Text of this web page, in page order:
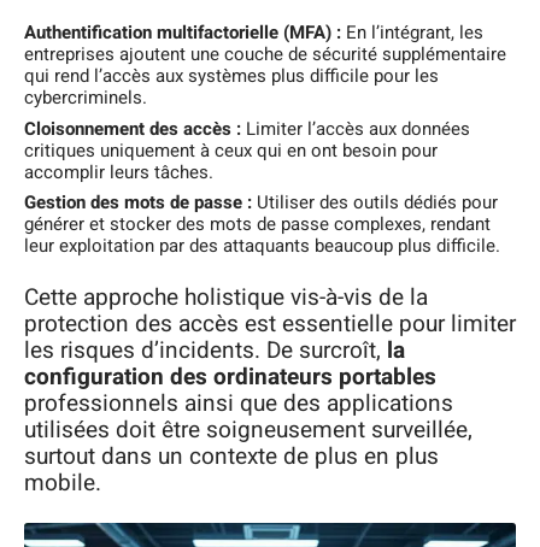
Authentification multifactorielle (MFA) : En l’intégrant, les
entreprises ajoutent une couche de sécurité supplémentaire
qui rend l’accès aux systèmes plus difficile pour les
cybercriminels.
Cloisonnement des accès : Limiter l’accès aux données
critiques uniquement à ceux qui en ont besoin pour
accomplir leurs tâches.
Gestion des mots de passe : Utiliser des outils dédiés pour
générer et stocker des mots de passe complexes, rendant
leur exploitation par des attaquants beaucoup plus difficile.
Cette approche holistique vis-à-vis de la
protection des accès est essentielle pour limiter
les risques d’incidents. De surcroît, la
configuration des ordinateurs portables
professionnels ainsi que des applications
utilisées doit être soigneusement surveillée,
surtout dans un contexte de plus en plus
mobile.